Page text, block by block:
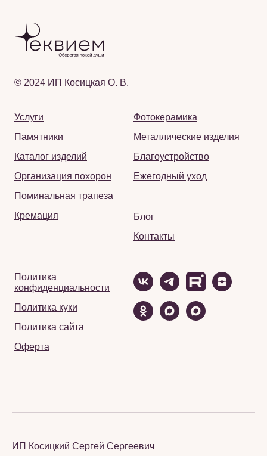
© 2024 ИП Косицкая О. В.
Услуги
Памятники
Каталог изделий
Организация похорон
Поминальная трапеза
Кремация
Фотокерамика
Металлические изделия
Благоустройство
Ежегодный уход
Блог
Контакты
Политика
конфиденциальности
Политика куки
Политика сайта
Оферта
ИП Косицкий Сергей Сергеевич